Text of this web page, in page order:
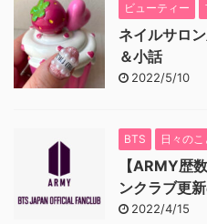
ビューティー
ネイルサロ
＆小話
2022/5/10
BTS 日々のこ
【ARMY歴
ンクラブ更
2022/4/15